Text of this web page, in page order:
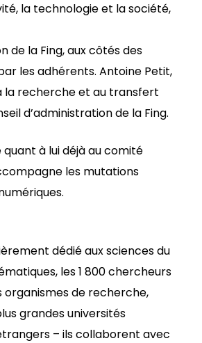
la technologie et la société,
de la Fing, aux côtés des
les adhérents. Antoine Petit,
la recherche et au transfert
d’administration de la Fing.
à lui déjà au comité
les mutations
dédié aux sciences du
les 1 800 chercheurs
organismes de recherche,
grandes universités
– ils collaborent avec